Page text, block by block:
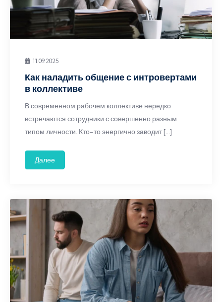
11.09.2025
Как наладить общение с интровертами
в коллективе
В современном рабочем коллективе нередко
встречаются сотрудники с совершенно разным
типом личности. Кто-то энергично заводит […]
Далее